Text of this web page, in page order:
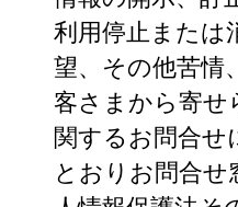
利用停止または
望、その他苦情
客さまから寄せ
関するお問合せ
とおりお問合せ